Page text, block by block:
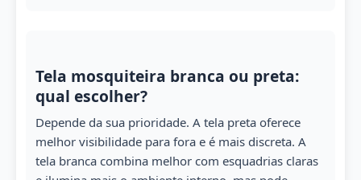
Tela mosquiteira branca ou preta:
qual escolher?
Depende da sua prioridade. A tela preta oferece
melhor visibilidade para fora e é mais discreta. A
tela branca combina melhor com esquadrias claras